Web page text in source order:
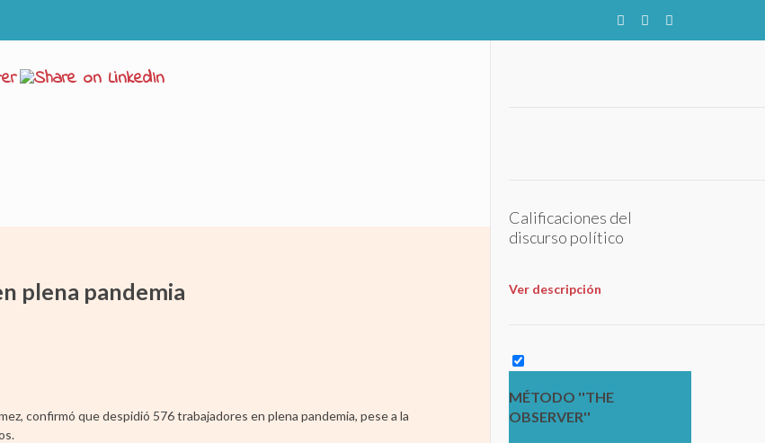
plena pandemia
confirmó que despidió 576 trabajadores en plena pandemia, pese a la
Calificaciones del
discurso político
Ver descripción
MÉTODO ''THE
OBSERVER''